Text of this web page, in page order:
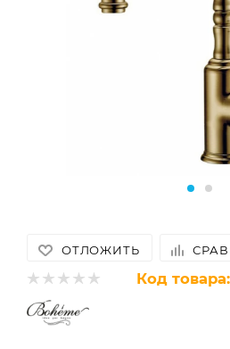
ОТЛОЖИТЬ
Код товара: